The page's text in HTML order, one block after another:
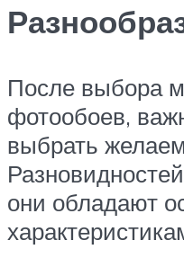
После выбора
фотообоев,
выбрать
они обладают